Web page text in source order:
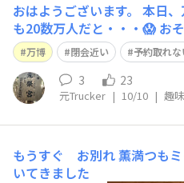
おはようございます。 本日、万博に行ってきます。 今日
も20数万人だと・・・😱 お
いかも⁉️😂 楽しんできます
万博 閉会近い 予約取れな
3 23
元Trucker | 10/10 | 趣
もうすぐ お別れ薫満つも
いてきました